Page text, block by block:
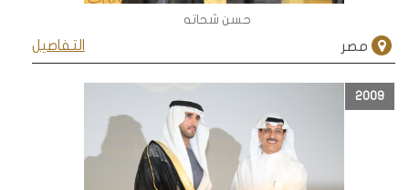
حسن شحاته
التفاصيل مصر
2009